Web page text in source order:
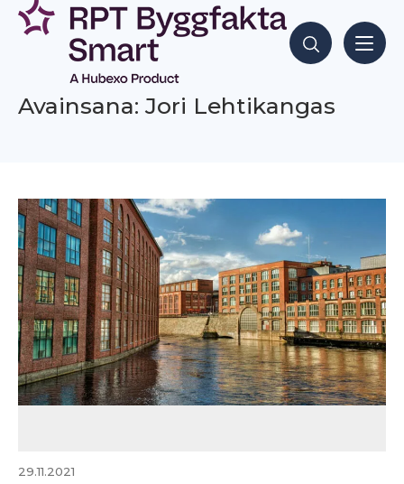
Siirry
sisältöön
Hae sisältöjä
Avainsana: Jori Lehtikangas
29.11.2021